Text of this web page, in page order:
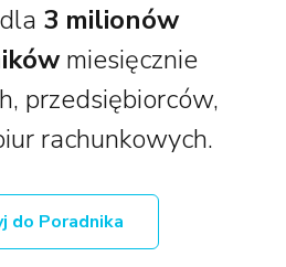
3 milionów
miesięcznie
przedsiębiorców,
rachunkowych.
do Poradnika